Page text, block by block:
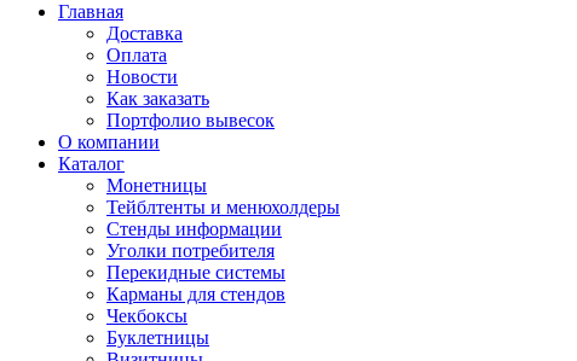
Главная
Доставка
Оплата
Новости
Как заказать
Портфолио вывесок
О компании
Каталог
Монетницы
Тейблтенты и менюхолдеры
Стенды информации
Уголки потребителя
Перекидные системы
Карманы для стендов
Чекбоксы
Буклетницы